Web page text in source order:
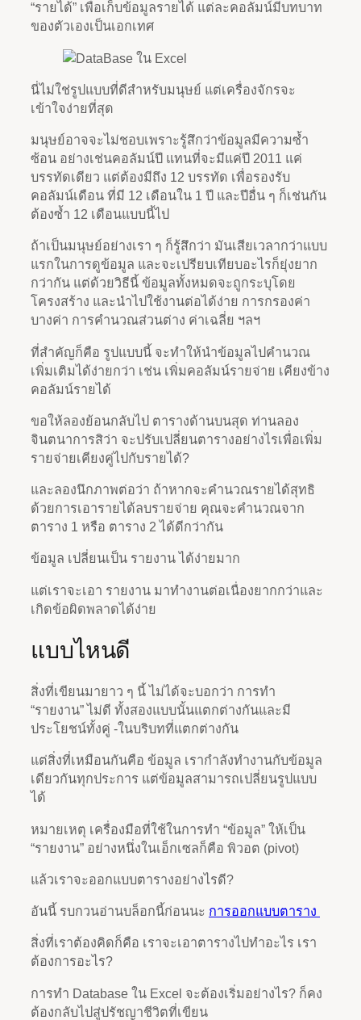
“รายได้” เพื่อเก็บข้อมูลรายได้ แต่ละคอลัมน์มีบทบาท
ของตัวเองเป็นเอกเทศ
นี่ไม่ใช่รูปแบบที่ดีสำหรับมนุษย์ แต่เครื่องจักรจะ
เข้าใจง่ายที่สุด
มนุษย์อาจจะไม่ชอบเพราะรู้สึกว่าข้อมูลมีความซ้ำ
ซ้อน อย่างเช่นคอลัมน์ปี แทนที่จะมีแค่ปี 2011 แค่
บรรทัดเดียว แต่ต้องมีถึง 12 บรรทัด เพื่อรองรับ
คอลัมน์เดือน ที่มี 12 เดือนใน 1 ปี และปีอื่น ๆ ก็เช่นกัน
ต้องซ้ำ 12 เดือนแบบนี้ไป
ถ้าเป็นมนุษย์อย่างเรา ๆ ก็รู้สึกว่า มันเสียเวลากว่าแบบ
แรกในการดูข้อมูล และจะเปรียบเทียบอะไรก็ยุ่งยาก
กว่ากัน แต่ด้วยวิธีนี้ ข้อมูลทั้งหมดจะถูกระบุโดย
โครงสร้าง และนำไปใช้งานต่อได้ง่าย การกรองค่า
บางค่า การคำนวณส่วนต่าง ค่าเฉลี่ย ฯลฯ
ที่สำคัญก็คือ รูปแบบนี้ จะทำให้นำข้อมูลไปคำนวณ
เพิ่มเติมได้ง่ายกว่า เช่น เพิ่มคอลัมน์รายจ่าย เคียงข้าง
คอลัมน์รายได้
ขอให้ลองย้อนกลับไป ตารางด้านบนสุด ท่านลอง
จินตนาการสิว่า จะปรับเปลี่ยนตารางอย่างไรเพื่อเพิ่ม
รายจ่ายเคียงคู่ไปกับรายได้?
และลองนึกภาพต่อว่า ถ้าหากจะคำนวณรายได้สุทธิ
ด้วยการเอารายได้ลบรายจ่าย คุณจะคำนวณจาก
ตาราง 1 หรือ ตาราง 2 ได้ดีกว่ากัน
ข้อมูล เปลี่ยนเป็น รายงาน ได้ง่ายมาก
แต่เราจะเอา รายงาน มาทำงานต่อเนื่องยากกว่าและ
เกิดข้อผิดพลาดได้ง่าย
แบบไหนดี
สิ่งที่เขียนมายาว ๆ นี้ ไม่ได้จะบอกว่า การทำ
“รายงาน” ไม่ดี ทั้งสองแบบนั้นแตกต่างกันและมี
ประโยชน์ทั้งคู่ -ในบริบทที่แตกต่างกัน
แต่สิ่งที่เหมือนกันคือ ข้อมูล เรากำลังทำงานกับข้อมูล
เดียวกันทุกประการ แต่ข้อมูลสามารถเปลี่ยนรูปแบบ
ได้
หมายเหตุ เครื่องมือที่ใช้ในการทำ “ข้อมูล” ให้เป็น
“รายงาน” อย่างหนึ่งในเอ็กเซลก็คือ พิวอต (pivot)
แล้วเราจะออกแบบตารางอย่างไรดี?
อันนี้ รบกวนอ่านบล็อกนี้ก่อนนะ การออกแบบตาราง
สิ่งที่เราต้องคิดก็คือ เราจะเอาตารางไปทำอะไร เรา
ต้องการอะไร?
การทำ Database ใน Excel จะต้องเริ่มอย่างไร? ก็คง
ต้องกลับไปสู่ปรัชญาชีวิตที่เขียน